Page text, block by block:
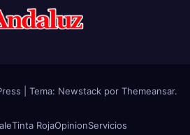
Tema: Newstackpor Themeansar.
Tinta RojaOpinionServicios